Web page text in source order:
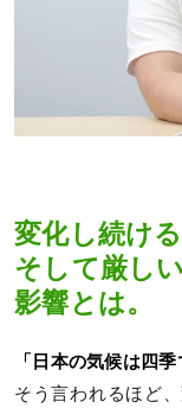
変化し続け
そして厳し
影響とは。
「日本の気候は四
そう言われるほど